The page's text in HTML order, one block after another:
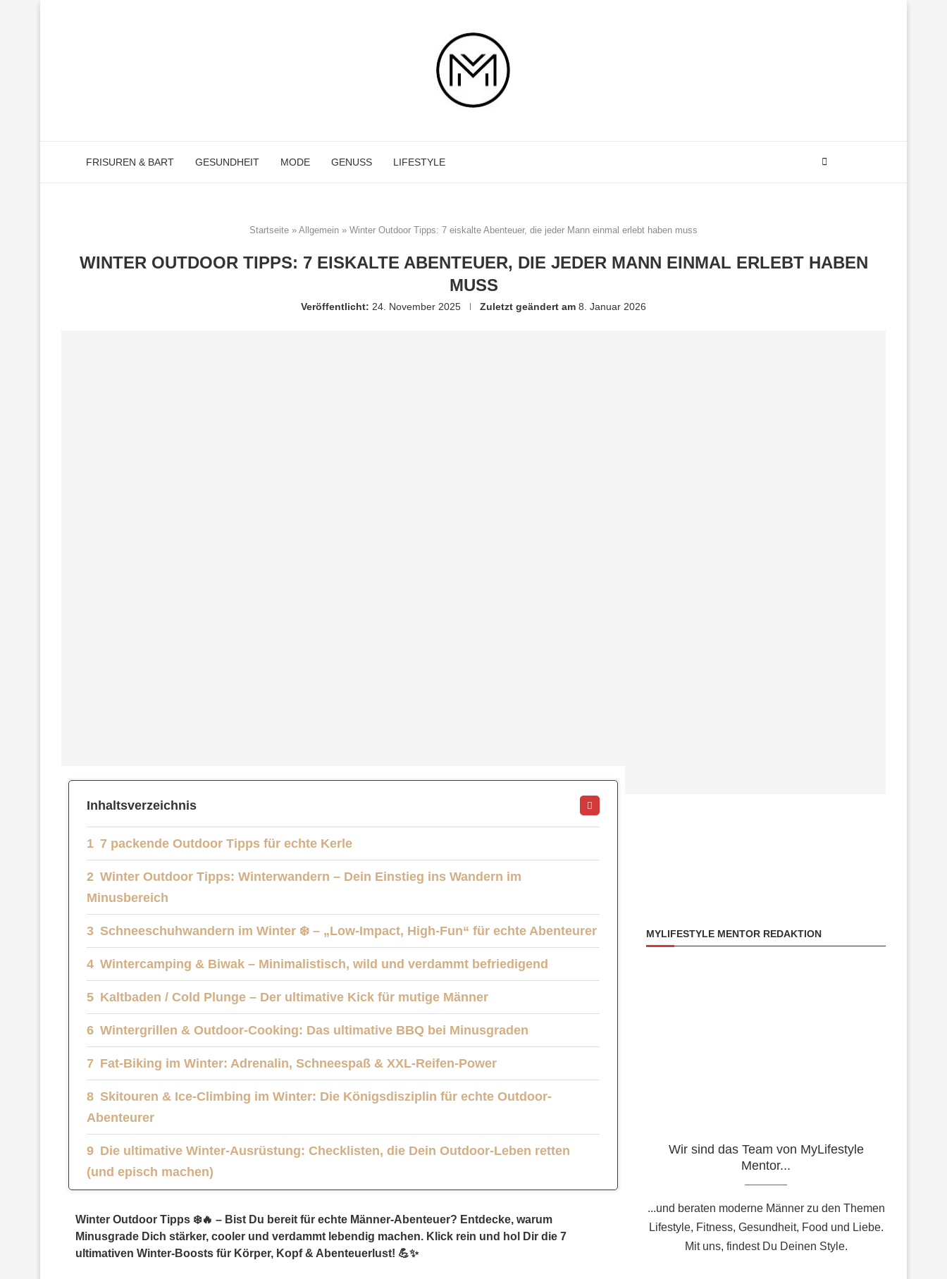
FRISUREN & BART GESUNDHEIT MODE GENUSS LIFESTYLE
Startseite » Allgemein » Winter Outdoor Tipps: 7 eiskalte Abenteuer, die jeder Mann einmal erlebt haben muss
WINTER OUTDOOR TIPPS: 7 EISKALTE ABENTEUER, DIE JEDER MANN EINMAL ERLEBT HABEN
MUSS
Veröffentlicht: 24. November 2025 Zuletzt geändert am 8. Januar 2026
Inhaltsverzeichnis
7 packende Outdoor Tipps für echte Kerle
Winter Outdoor Tipps: Winterwandern – Dein Einstieg ins Wandern im
Minusbereich
Schneeschuhwandern im Winter ❄️ – „Low-Impact, High-Fun“ für echte Abenteurer
Wintercamping & Biwak – Minimalistisch, wild und verdammt befriedigend
Kaltbaden / Cold Plunge – Der ultimative Kick für mutige Männer
Wintergrillen & Outdoor-Cooking: Das ultimative BBQ bei Minusgraden
Fat-Biking im Winter: Adrenalin, Schneespaß & XXL-Reifen-Power
Skitouren & Ice-Climbing im Winter: Die Königsdisziplin für echte Outdoor-
Abenteurer
Die ultimative Winter-Ausrüstung: Checklisten, die Dein Outdoor-Leben retten
(und episch machen)
Winter gehört den Männern, die rausgehen
Winter Outdoor Tipps ❄️🔥 – Bist Du bereit für echte Männer-Abenteuer? Entdecke, warum
Minusgrade Dich stärker, cooler und verdammt lebendig machen. Klick rein und hol Dir die 7
ultimativen Winter-Boosts für Körper, Kopf & Abenteuerlust! 💪✨
MYLIFESTYLE MENTOR REDAKTION
Wir sind das Team von MyLifestyle
Mentor...
...und beraten moderne Männer zu den Themen
Lifestyle, Fitness, Gesundheit, Food und Liebe.
Mit uns, findest Du Deinen Style.